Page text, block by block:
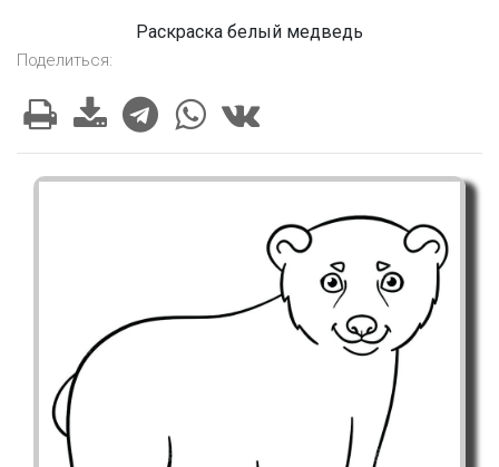
Раскраска белый медведь
Поделиться: